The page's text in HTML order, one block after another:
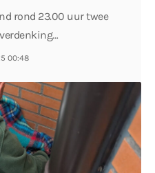
rond 23.00 uur twee
00:48